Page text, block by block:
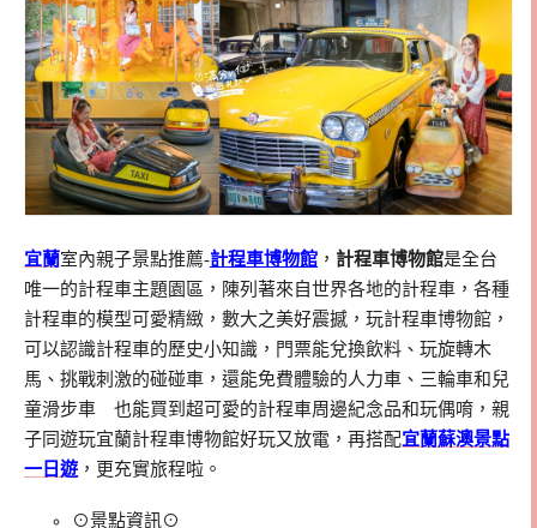
宜蘭室內親子景點推薦-計程車博物館 ， 計程車博物館是全台
唯一的計程車主題園區，陳列著來自世界各地的計程車，各種
計程車的模型可愛精緻，數大之美好震撼，玩計程車博物館，
可以認識計程車的歷史小知識，門票能兌換飲料、玩旋轉木
馬、挑戰刺激的碰碰車，還能免費體驗的人力車、三輪車和兒
童滑步車 也能買到超可愛的計程車周邊紀念品和玩偶唷，親
子同遊玩宜蘭計程車博物館好玩又放電，再搭配宜蘭蘇澳景點
一日遊 ，更充實旅程啦。
⊙景點資訊⊙